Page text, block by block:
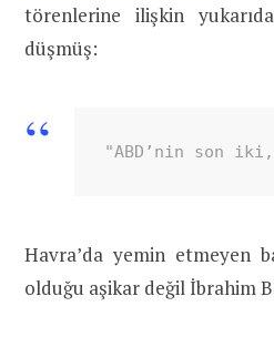
törenlerine ilişkin yukarıda
düşmüş:
"ABD’nin son
Havra’da yemin etmeyen
olduğu aşikar değil İbrahim